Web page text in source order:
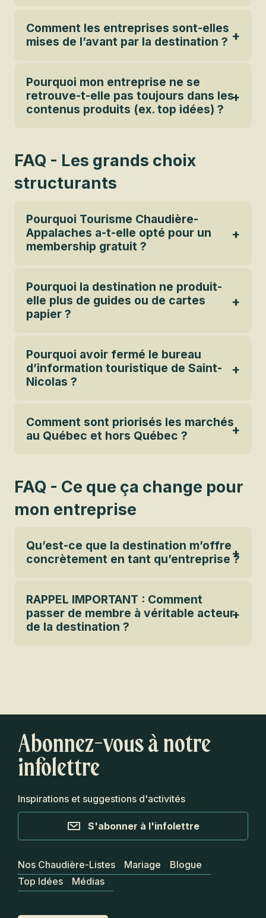
Comment les entreprises sont-elles
mises de l’avant par la destination ?
Pourquoi mon entreprise ne se
retrouve-t-elle pas toujours dans les
contenus produits (ex. top idées) ?
FAQ - Les grands choix
structurants
Pourquoi Tourisme Chaudière-
Appalaches a-t-elle opté pour un
membership gratuit ?
Pourquoi la destination ne produit-
elle plus de guides ou de cartes
papier ?
Pourquoi avoir fermé le bureau
d’information touristique de Saint-
Nicolas ?
Comment sont priorisés les marchés
au Québec et hors Québec ?
FAQ - Ce que ça change pour
mon entreprise
Qu’est-ce que la destination m’offre
concrètement en tant qu’entreprise ?
RAPPEL IMPORTANT : Comment
passer de membre à véritable acteur
de la destination ?
Abonnez-vous à notre
infolettre
Inspirations et suggestions d'activités
S'abonner à l'infolettre
Nos Chaudière-Listes Mariage
Blogue
Top Idées
Médias